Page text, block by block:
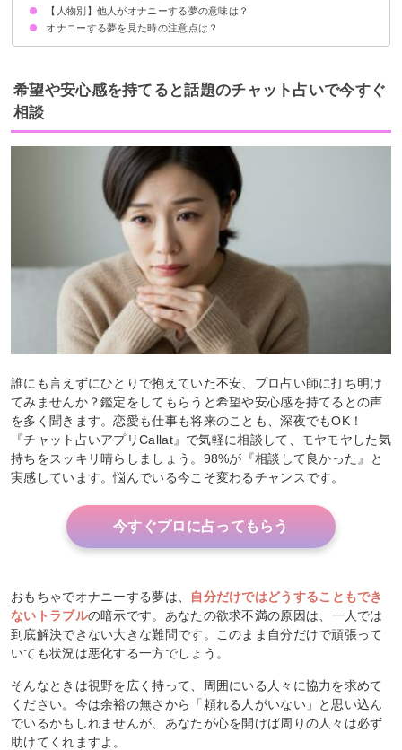
指でオナニーする夢【吉夢】
おもちゃでオナニーする夢【警告夢】
【人物別】他人がオナニーする夢の意味は？
友達がオナニーする夢【警告夢】
恋人がオナニーする夢【願望夢】
好きな人がオナニーする夢【願望夢】
知らない人がオナニーする夢【願望夢】
家族がオナニーする夢【警告夢】
オナニーする夢を見た時の注意点は？
悩みやうまくいっていない事を友達や信頼できる人に相談する
吉夢なら話さず警告夢や凶夢は人に話す
希望や安心感を持てると話題のチャット占いで今すぐ
相談
誰にも言えずにひとりで抱えていた不安、プロ占い師に打ち明け
てみませんか？鑑定をしてもらうと希望や安心感を持てるとの声
を多く聞きます。恋愛も仕事も将来のことも、深夜でもOK！
『チャット占いアプリCallat』で気軽に相談して、モヤモヤした気
持ちをスッキリ晴らしましょう。98%が『相談して良かった』と
実感しています。悩んでいる今こそ変わるチャンスです。
今すぐプロに占ってもらう
おもちゃでオナニーする夢は、
自分だけではどうすることもでき
ないトラブルの暗示です。あなたの欲求不満の原因は、一人では
到底解決できない大きな難問です。このまま自分だけで頑張って
いても状況は悪化する一方でしょう。
そんなときは視野を広く持って、周囲にいる人々に協力を求めて
ください。今は余裕の無さから「頼れる人がいない」と思い込ん
でいるかもしれませんが、あなたが心を開けば周りの人々は必ず
助けてくれますよ。